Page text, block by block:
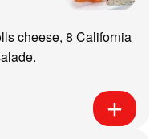
cheese, 8 California